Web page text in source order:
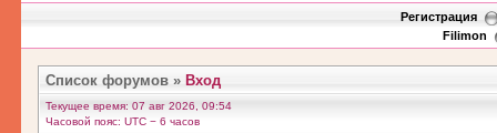
Регистрация
Filimon
Список форумов » Вход
Текущее время: 07 авг 2026, 09:54
Часовой пояс: UTC − 6 часов